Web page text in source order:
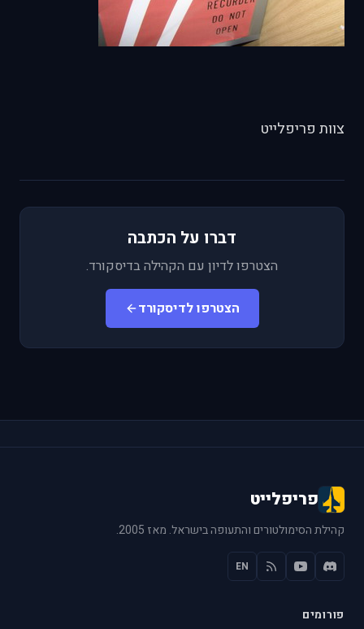
צוות פריפלייט
דברו על הכתבה
הצטרפו לדיון עם הקהילה בדיסקורד.
הצטרפו לדיסקורד
פריפלייט
קהילת הסימולטורים והתעופה בישראל. מאז 2005.
EN
פורומים